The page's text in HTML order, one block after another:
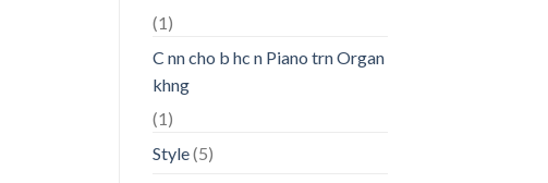
(1)
C nn cho b hc n Piano trn Organ
khng
(1)
Style(5)